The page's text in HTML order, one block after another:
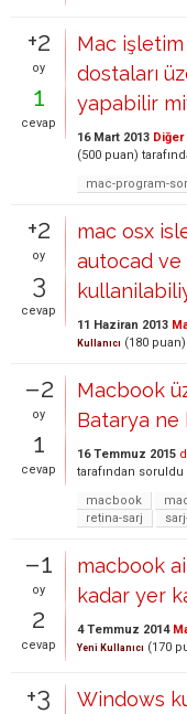
+2
oy
1
cevap
Mac
dostaları
yapabilir
16 Mart 2013 Diğer
(500 puan)
mac-program-
+2
oy
3
cevap
mac osx
autocad ve
11 Haziran 2013
Kullanıcı (180 puan)
–2
oy
1
cevap
Macbook
Batarya ne
16 Temmuz 2015
tarafından soruldu
macbook
retina-sarj
–1
oy
2
cevap
macbook
kadar yer
4 Temmuz 2014
Yeni Kullanıcı (170
+3
Windows